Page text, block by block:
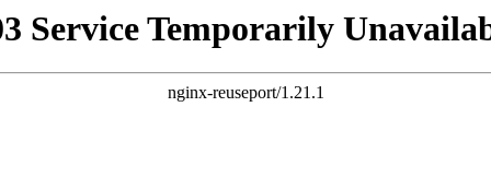
Service Temporarily
nginx-reuseport/1.21.1